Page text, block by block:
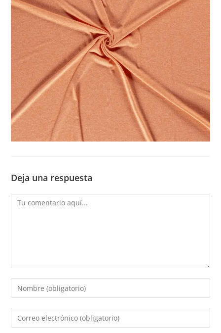
Deja una respuesta
Comentario
Introduce
tu
nombre
Introduce
tu